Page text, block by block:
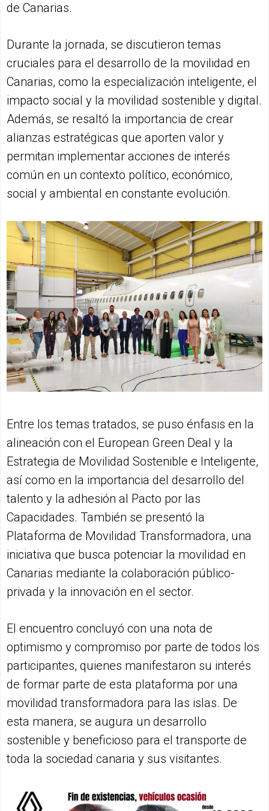
de Canarias.
Durante la jornada, se discutieron temas
cruciales para el desarrollo de la movilidad en
Canarias, como la especialización inteligente, el
impacto social y la movilidad sostenible y digital.
Además, se resaltó la importancia de crear
alianzas estratégicas que aporten valor y
permitan implementar acciones de interés
común en un contexto político, económico,
social y ambiental en constante evolución.
Entre los temas tratados, se puso énfasis en la
alineación con el European Green Deal y la
Estrategia de Movilidad Sostenible e Inteligente,
así como en la importancia del desarrollo del
talento y la adhesión al Pacto por las
Capacidades. También se presentó la
Plataforma de Movilidad Transformadora, una
iniciativa que busca potenciar la movilidad en
Canarias mediante la colaboración público-
privada y la innovación en el sector.
El encuentro concluyó con una nota de
optimismo y compromiso por parte de todos los
participantes, quienes manifestaron su interés
de formar parte de esta plataforma por una
movilidad transformadora para las islas. De
esta manera, se augura un desarrollo
sostenible y beneficioso para el transporte de
toda la sociedad canaria y sus visitantes.